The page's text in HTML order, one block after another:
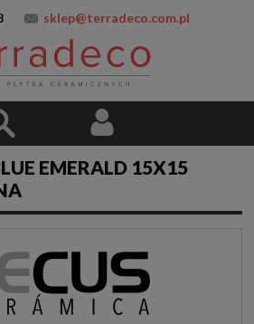
sklep@terradeco.com.pl
EMERALD 15X15